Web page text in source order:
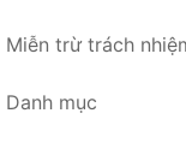
Miễn trừ trách
Danh mục